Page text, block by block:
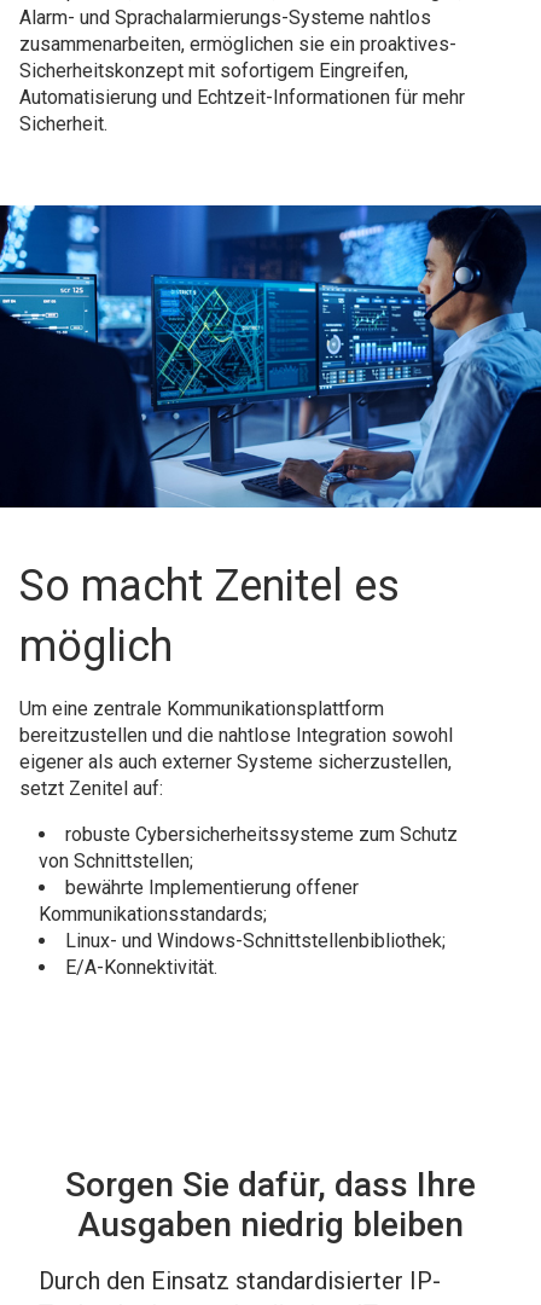
Alarm- und Sprachalarmierungs-Systeme nahtlos
zusammenarbeiten, ermöglichen sie ein proaktives-
Sicherheitskonzept mit sofortigem Eingreifen,
Automatisierung und Echtzeit-Informationen für mehr
Sicherheit.
So macht Zenitel es
möglich
Um eine zentrale Kommunikationsplattform
bereitzustellen und die nahtlose Integration sowohl
eigener als auch externer Systeme sicherzustellen,
setzt Zenitel auf:
robuste Cybersicherheitssysteme zum Schutz
von Schnittstellen;
bewährte Implementierung offener
Kommunikationsstandards;
Linux- und Windows-Schnittstellenbibliothek;
E/A-Konnektivität.
Sorgen Sie dafür, dass Ihre
Ausgaben niedrig bleiben
Durch den Einsatz standardisierter IP-